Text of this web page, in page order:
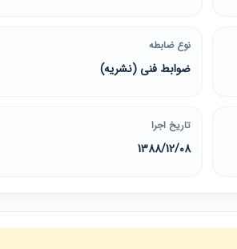
نوع ضابطه
ضوابط فنی (نشریه)
تاریخ اجرا
1388/12/08